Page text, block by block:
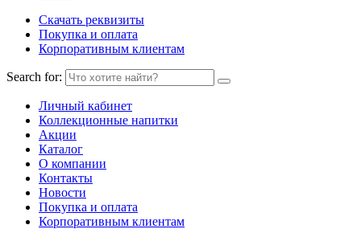
Скачать реквизиты
Покупка и оплата
Корпоративным клиентам
Search for:
Личный кабинет
Коллекционные напитки
Акции
Каталог
О компании
Контакты
Новости
Покупка и оплата
Корпоративным клиентам